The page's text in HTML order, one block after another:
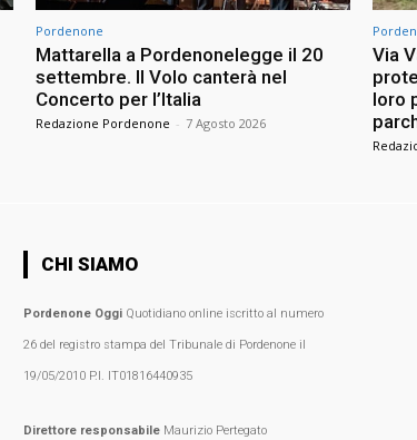
Pordenone
Mattarella a Pordenonelegge il 20
settembre. Il Volo canterà nel
Concerto per l’Italia
Redazione Pordenone - 7 Agosto 2026
Via
loro
CHI SIAMO
Pordenone OggiQuotidiano online iscritto al numero
26 del registro stampa del Tribunale di Pordenone il
19/05/2010 P.I. IT01816440935
Direttore responsabileMaurizio Pertegato